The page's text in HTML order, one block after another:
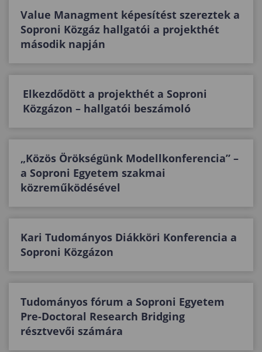
Value Managment képesítést szereztek a
Soproni Közgáz hallgatói a projekthét
második napján
Elkezdődött a projekthét a Soproni
Közgázon – hallgatói beszámoló
„Közös Örökségünk Modellkonferencia” –
a Soproni Egyetem szakmai
közreműködésével
Kari Tudományos Diákköri Konferencia a
Soproni Közgázon
Tudományos fórum a Soproni Egyetem
Pre-Doctoral Research Bridging
résztvevői számára